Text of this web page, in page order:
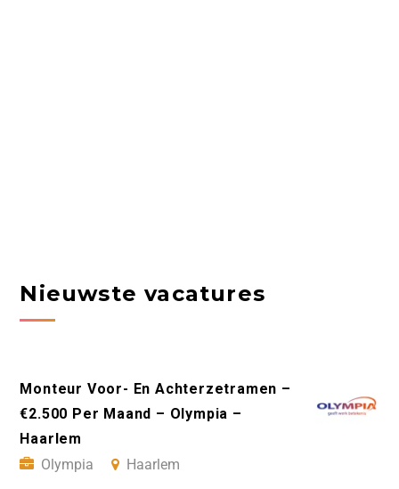
Nieuwste vacatures
Monteur Voor- En Achterzetramen –
€2.500 Per Maand – Olympia –
Haarlem
Olympia
Haarlem